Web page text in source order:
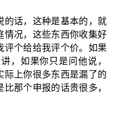
的话，这种是基本的，就
情况，这些东西你收集好
评个给给我评个价。如果
，如果你只是问他说，
际上你很多东西是漏了的
那个申报的话贵很多，